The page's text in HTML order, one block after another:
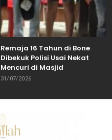
Remaja 16 Tahun di Bone
Dibekuk Polisi Usai Nekat
Mencuri di Masjid
31/07/2026